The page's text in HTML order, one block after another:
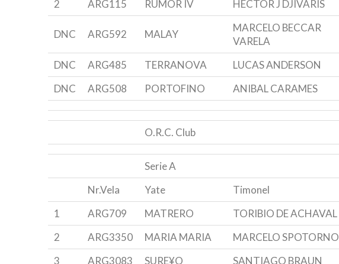
2 ARG115 RUMOR IV HECTOR J DJIVARIS
DNC ARG592 MALAY
MARCELO BECCAR
VARELA
DNC
ARG485 TERRANOVA
LUCAS ANDERSON
DNC
ARG508 PORTOFINO ANIBAL CARAMES
O.R.C. Club
Serie A
Nr.Vela
Yate Timonel
1
ARG709 MATRERO TORIBIO DE ACHAVAL
2
ARG3350 MARIA MARIA MARCELO SPOTORNO
3
ARG3083 SURE¥O SANTIAGO BRAUN